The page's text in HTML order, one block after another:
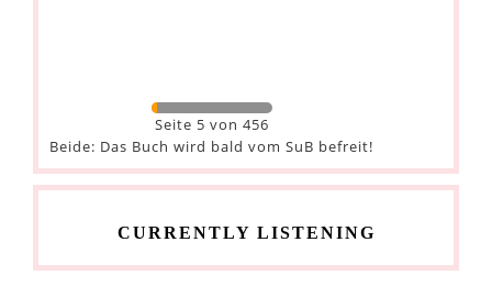
Seite 5 von 456
Beide: Das Buch wird bald vom SuB befreit!
CURRENTLY LISTENING